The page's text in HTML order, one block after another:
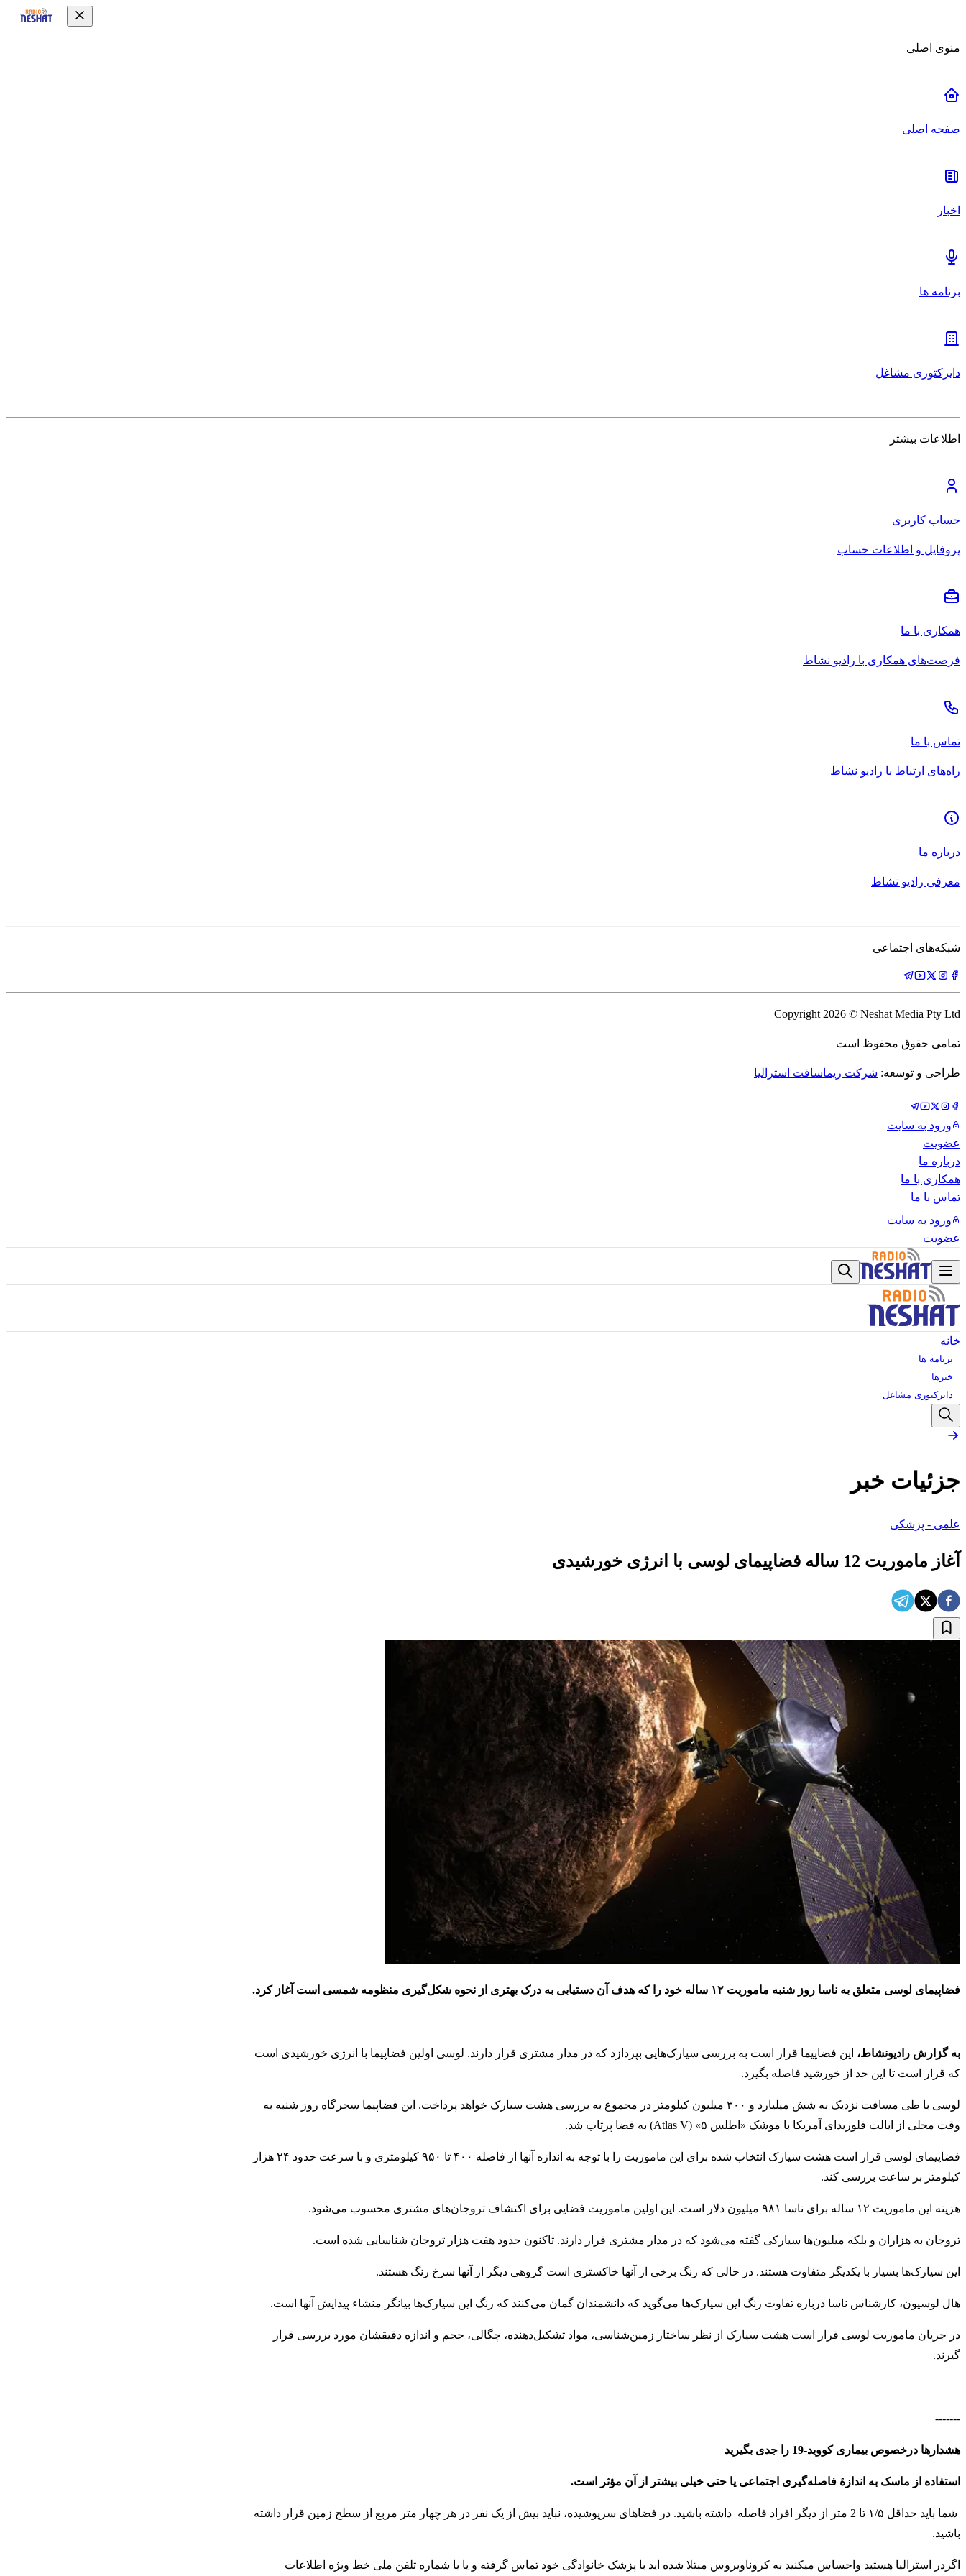
منوی اصلی
صفحه اصلی
اخبار
برنامه ها
دایرکتوری مشاغل
اطلاعات بیشتر
حساب کاربری
پروفایل و اطلاعات حساب
همکاری با ما
فرصت‌های همکاری با رادیو نشاط
تماس با ما
راه‌های ارتباط با رادیو نشاط
درباره ما
معرفی رادیو نشاط
شبکه‌های اجتماعی
Copyright 2026 © Neshat Media Pty Ltd
تمامی حقوق محفوظ است
طراحی و توسعه: شرکت ریماسافت استرالیا
ورود به سایت
عضویت
درباره ما
همکاری با ما
تماس با ما
ورود به سایت
عضویت
خانه
برنامه ها
خبرها
دایرکتوری مشاغل
جزئیات خبر
علمی - پزشکی
آغاز ماموریت 12 ساله فضاپیمای لوسی با انرژی خورشیدی
فضاپیمای لوسی متعلق به ناسا روز شنبه ماموریت ۱۲ ساله خود را که هدف آن دستیابی به درک بهتری از نحوه شکل‌گیری منظومه شمسی است آغاز کرد.
به گزارش رادیونشاط، این فضاپیما قرار است به بررسی سیارک‌هایی بپردازد که در مدار مشتری قرار دارند. لوسی اولین فضاپیما با انرژی خورشیدی است
که قرار است تا این حد از خورشید فاصله بگیرد.
لوسی با طی مسافت نزدیک به شش میلیارد و ۳۰۰ میلیون کیلومتر در مجموع به بررسی هشت سیارک خواهد پرداخت. این فضاپیما سحرگاه روز شنبه به
وقت محلی از ایالت فلوریدای آمریکا با موشک «اطلس ۵» (Atlas V) به فضا پرتاب شد.
فضاپیمای لوسی قرار است هشت سیارک‌ انتخاب شده برای این ماموریت را با توجه به اندازه آنها از فاصله ۴۰۰ تا ۹۵۰ کیلومتری و با سرعت حدود ۲۴ هزار
کیلومتر بر ساعت بررسی کند.
هزینه این ماموریت ۱۲ ساله برای ناسا ۹۸۱ میلیون دلار است. این اولین ماموریت فضایی برای اکتشاف تروجان‌های مشتری محسوب می‌شود.
تروجان‌ به هزاران و بلکه میلیون‌ها سیارکی گفته می‌شود که در مدار مشتری قرار دارند. تاکنون حدود هفت هزار تروجان شناسایی شده است.
این سیارک‌ها بسیار با یکدیگر متفاوت هستند. در حالی که رنگ برخی از آنها خاکستری است گروهی دیگر از آنها سرخ رنگ هستند.
هال لوسیون، کارشناس ناسا درباره تفاوت رنگ این سیارک‌ها می‌گوید که دانشمندان گمان می‌کنند که رنگ این سیارک‌ها بیانگر منشاء پیدایش آنها است.
در جریان ماموریت لوسی قرار است هشت سیارک از نظر ساختار زمین‌شناسی، مواد تشکیل‌دهنده، چگالی، حجم و اندازه دقیقشان مورد بررسی قرار
گیرند.
-------
هشدارها درخصوص بیماری کووید-19 را جدی بگیرید
استفاده از ماسک به اندازهٔ فاصله‌گیری اجتماعی یا حتی خیلی بیشتر از آن مؤثر است.
شما باید حداقل ۱/۵ تا 2 متر از دیگر افراد فاصله داشته باشید. در فضاهای سرپوشیده، نباید بیش از یک نفر در هر چهار متر مربع از سطح زمین قرار داشته
باشید.
اگردر استرالیا هستید واحساس میکنید به کروناویروس مبتلا شده اید با پزشک خانوادگی خود تماس گرفته و یا با شماره تلفن ملی خط ویژه اطلاعات